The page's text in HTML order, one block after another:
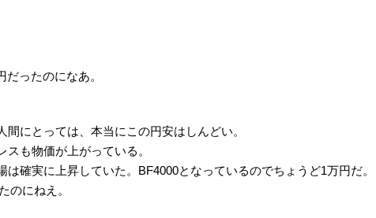
ったのになあ。
間にとっては、本当にこの円安はしんどい。
スも物価が上がっている。
は確実に上昇していた。BF4000となっているのでちょうど1万円だ。
のにねえ。